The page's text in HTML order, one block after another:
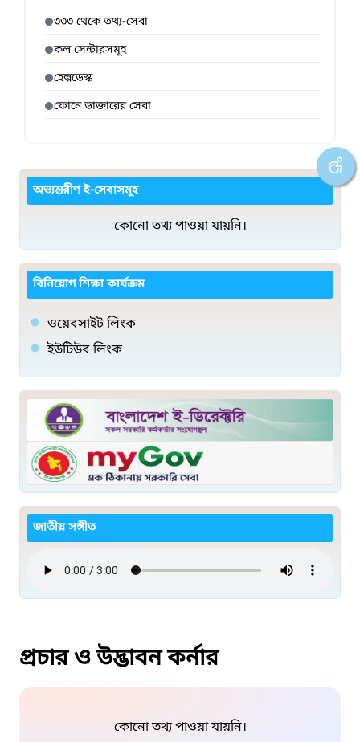
৩৩৩ থেকে তথ্য-সেবা
কল সেন্টারসমূহ
হেল্পডেস্ক
ফোনে ডাক্তারের সেবা
অভ্যন্তরীণ ই-সেবাসমূহ
কোনো তথ্য পাওয়া যায়নি।
বিনিয়োগ শিক্ষা কার্যক্রম
ওয়েবসাইট লিংক
ইউটিউব লিংক
জাতীয় সঙ্গীত
প্রচার ও উদ্ভাবন কর্নার
কোনো তথ্য পাওয়া যায়নি।